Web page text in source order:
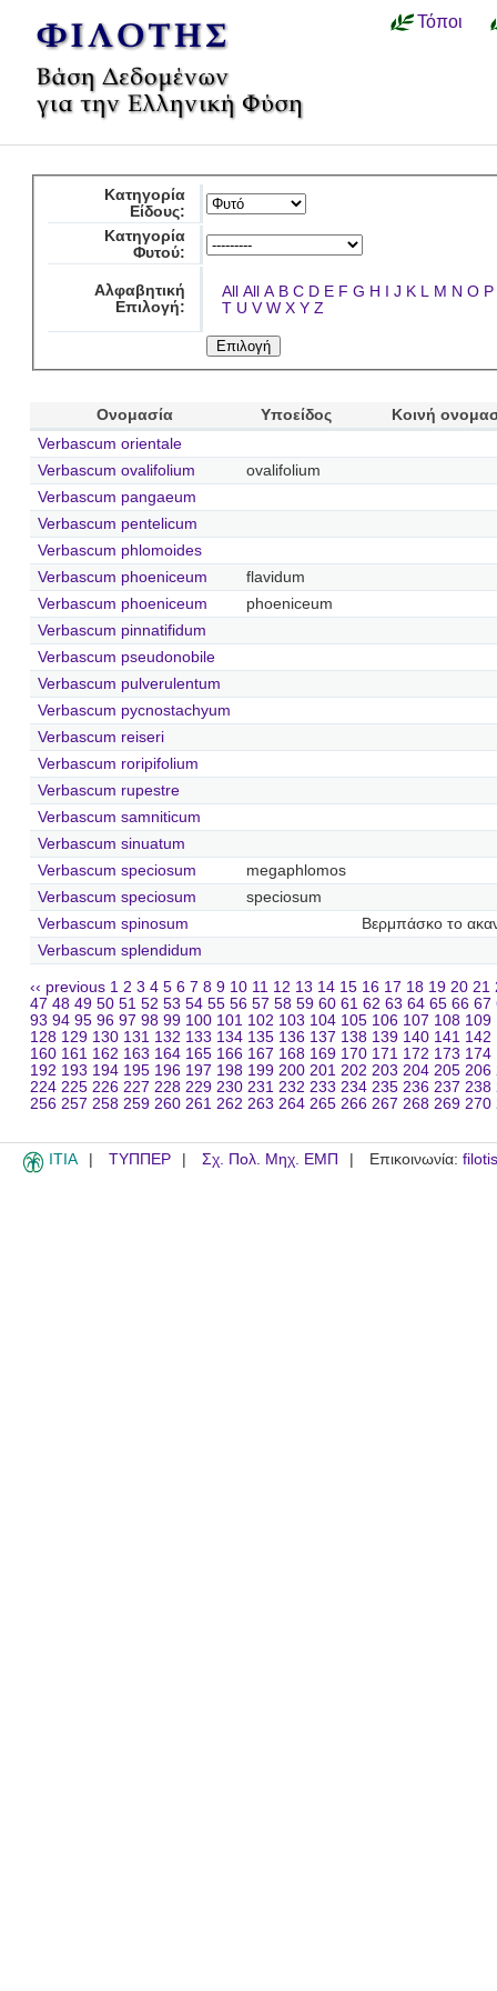
Τόποι
Κατηγορία
Είδους:
Κατηγορία
Φυτού:
Αλφαβητική
Επιλογή:
All All A B C D E F G H I J K L M N O P
T U V W X Y Z
Ονομασία Υποείδος
Κοινή
Verbascum orientale
Verbascum ovalifolium
ovalifolium
Verbascum pangaeum
Verbascum pentelicum
Verbascum phlomoides
Verbascum phoeniceum
flavidum
Verbascum phoeniceum
phoeniceum
Verbascum pinnatifidum
Verbascum pseudonobile
Verbascum pulverulentum
Verbascum pycnostachyum
Verbascum reiseri
Verbascum roripifolium
Verbascum rupestre
Verbascum samniticum
Verbascum sinuatum
Verbascum speciosum
megaphlomos
Verbascum speciosum
speciosum
Verbascum spinosum
Βερμπάσκο το
Verbascum splendidum
‹‹ previous 1 2 3 4 5 6 7 8 9 10 11 12 13 14 15 16 17 18 19 20 21
47 48 49 50 51 52 53 54 55 56 57 58 59 60 61 62 63 64 65 66 67
93 94 95 96 97 98 99 100 101 102 103 104 105 106 107 108 109
128 129 130 131 132 133 134 135 136 137 138 139 140 141 142
160 161 162 163 164 165 166 167 168 169 170 171 172 173 174
192 193 194 195 196 197 198 199 200 201 202 203 204 205 206
224 225 226 227 228 229 230 231 232 233 234 235 236 237 238
256 257 258 259 260 261 262 263 264 265 266 267 268 269 270
ITIA ΤΥΠΠΕΡ Σχ. Πολ. Μηχ. ΕΜΠ Επικοινωνία: